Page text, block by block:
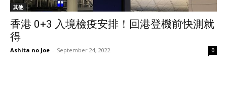
其他
香港 0+3 入境檢疫安排！回港登機前快測就
得
Ashita no Joe - September 24, 2022 0